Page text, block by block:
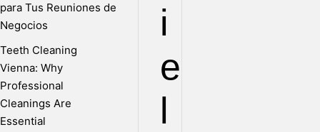
i
e
l
para Tus Reuniones de
Negocios
Teeth Cleaning
Vienna: Why
Professional
Cleanings Are
Essential